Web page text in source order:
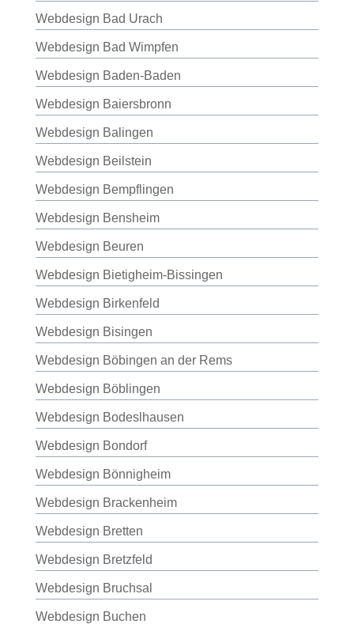
Webdesign Bad Urach
Webdesign Bad Wimpfen
Webdesign Baden-Baden
Webdesign Baiersbronn
Webdesign Balingen
Webdesign Beilstein
Webdesign Bempflingen
Webdesign Bensheim
Webdesign Beuren
Webdesign Bietigheim-Bissingen
Webdesign Birkenfeld
Webdesign Bisingen
Webdesign Böbingen an der Rems
Webdesign Böblingen
Webdesign Bodeslhausen
Webdesign Bondorf
Webdesign Bönnigheim
Webdesign Brackenheim
Webdesign Bretten
Webdesign Bretzfeld
Webdesign Bruchsal
Webdesign Buchen